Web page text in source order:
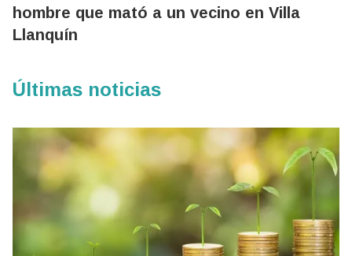
hombre que mató a un vecino en Villa
Llanquín
Últimas noticias